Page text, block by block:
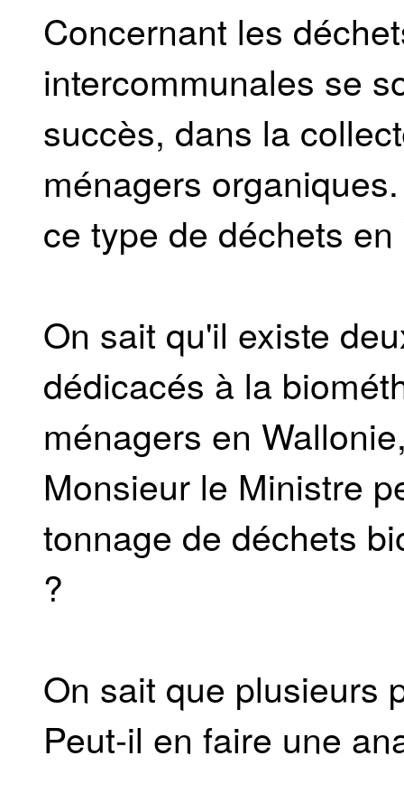
Concernant les
intercommunales se
succès, dans la
ménagers
ce type de déchets
On sait qu'il existe
dédicacés à la
ménagers en
Monsieur le Ministre
tonnage de déchets
?
On sait que plusieurs
Peut-il en faire une